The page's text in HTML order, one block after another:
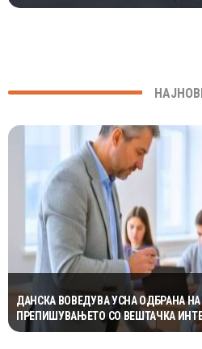
МИЛИОНИ ГОДИНИ
ДАНСКА ВОВЕДУВА УСНА ОДБРАНА НА
ПРЕПИШУВАЊЕТО СО ВЕШТАЧКА